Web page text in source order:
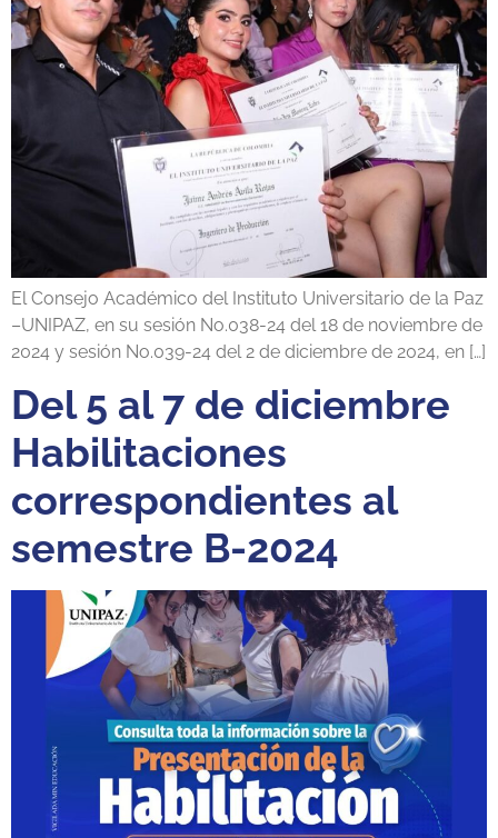
El Consejo Académico del Instituto Universitario de la Paz
–UNIPAZ, en su sesión No.038-24 del 18 de noviembre de
2024 y sesión No.039-24 del 2 de diciembre de 2024, en […]
Del 5 al 7 de diciembre
Habilitaciones
correspondientes al
semestre B-2024